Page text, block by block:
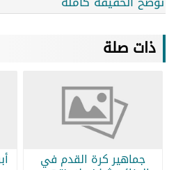
ذات صلة
جماهير كرة القدم في